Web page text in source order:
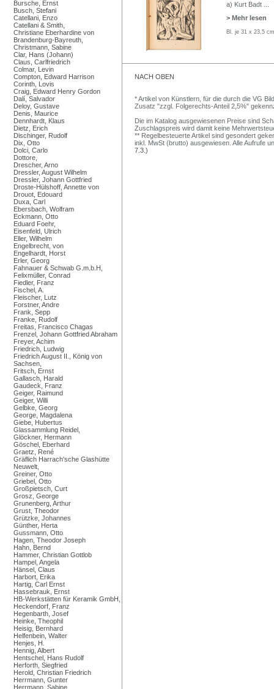
Bursche, Ernst
Busch, Stefani
Catellani, Enzo
Catellani & Smith,
Christiane Eberhardine von
Brandenburg-Bayreuth,
Christmann, Sabine
Clar, Hans (Johann)
Claus, Carlfriedrich
Colmar, Levin
Compton, Edward Harrison
Corinth, Lovis
Craig, Edward Henry Gordon
Dalí, Salvador
Deloy, Gustave
Denis, Maurice
Dennhardt, Klaus
Dietz, Erich
Dischinger, Rudolf
Dix, Otto
Dolci, Carlo
Dottore,
Drescher, Arno
Dressler, August Wilhelm
Dressler, Johann Gottfried
Droste-Hülshoff, Annette von
Drouot, Edouard
Duxa, Carl
Ebersbach, Wolfram
Eckmann, Otto
Eduard Foehr,
Eisenfeld, Ulrich
Eller, Wilhelm
Engelbrecht, von
Engelhardt, Horst
Erler, Georg
Fahnauer & Schwab G.m.b.H,
Felixmüller, Conrad
Fiedler, Franz
Fischel, A.
Fleischer, Lutz
Forstner, Andre
Frank, Sepp
Franke, Rudolf
Freitas, Francisco Chagas
Frenzel, Johann Gottfried Abraham
Freyer, Achim
Friedrich, Ludwig
Friedrich August II., König von
Sachsen,
Fritsch, Ernst
Gallasch, Harald
Gaudeck, Franz
Geiger, Raimund
Geiger, Willi
Gelbke, Georg
George, Magdalena
Giebe, Hubertus
Glassammlung Reidel,
Glöckner, Hermann
Göschel, Eberhard
Graetz, René
Gräflich Harrach'sche Glashütte
Neuwelt,
Greiner, Otto
Griebel, Otto
Großpietsch, Curt
Grosz, George
Grunenberg, Arthur
Grust, Theodor
Grützke, Johannes
Günther, Herta
Gussmann, Otto
Hagen, Theodor Joseph
Hahn, Bernd
Hammer, Christian Gottlob
Hampel, Angela
Hänsel, Claus
Harbort, Erika
Hartig, Carl Ernst
Hassebrauk, Ernst
HB-Werkstätten für Keramik GmbH,
Heckendorf, Franz
Hegenbarth, Josef
Heinke, Theophil
Heisig, Bernhard
Helfenbein, Walter
Henjes, H.
Hennig, Albert
Hentschel, Hans Rudolf
Herforth, Siegfried
Herold, Christian Friedrich
Herrmann, Gunter
Herrmann, Sabine
a) Kurt Badt
> Mehr lesen
Bl. je 31 x 23,5
NACH OBEN
* Artikel von Künstlern, für die durch die VG
Zusatz "zzgl. Folgerechts-Anteil 2,5%"
Die im Katalog ausgewiesenen Preise sind
Zuschlagspreis wird damit keine
** Regelbesteuerte Artikel sind gesondert
inkl. MwSt (brutto) ausgewiesen. Alle Aufrufe
7.3.)